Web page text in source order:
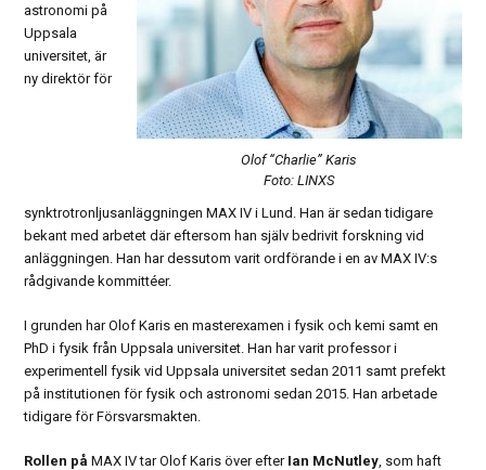
Olof “Charlie” Karis
Foto: LINXS
astronomi på
Uppsala
universitet, är
ny direktör för
synktrotronljusanläggningen MAX IV i Lund. Han är sedan tidigare
bekant med arbetet där eftersom han själv bedrivit forskning vid
anläggningen. Han har dessutom varit ordförande i en av MAX IV:s
rådgivande kommittéer.
I grunden har Olof Karis en masterexamen i fysik och kemi samt en
PhD i fysik från Uppsala universitet. Han har varit professor i
experimentell fysik vid Uppsala universitet sedan 2011 samt prefekt
på institutionen för fysik och astronomi sedan 2015. Han arbetade
tidigare för Försvarsmakten.
Rollen på MAX IV tar Olof Karis över efterIan McNutley , som haft